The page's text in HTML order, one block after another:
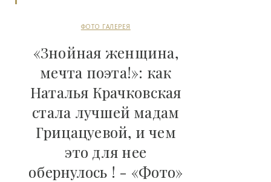
ФОТО ГАЛЕРЕЯ
«Знойная женщина,
мечта поэта!»: как
Наталья Крачковская
стала лучшей мадам
Грицацуевой, и чем
это для нее
обернулось ! - «Фото»